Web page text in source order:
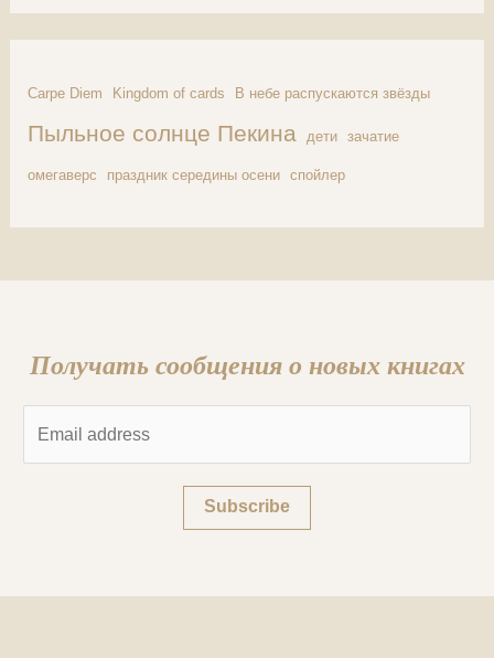
Carpe Diem Kingdom of cards В небе распускаются звёзды
Пыльное солнце Пекина дети зачатие
омегаверс праздник середины осени спойлер
Получать сообщения о новых книгах
Subscribe